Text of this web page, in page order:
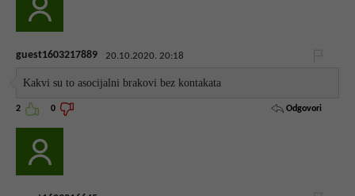
guest1603217889 20.10.2020. 20:18
Kakvi su to asocijalni brakovi bez kontakata
2 0 Odgovori